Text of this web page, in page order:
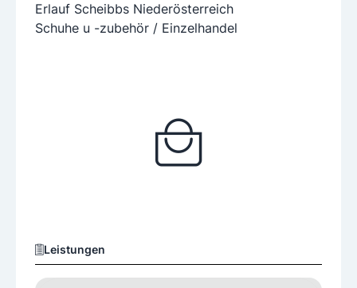
Erlauf Scheibbs Niederösterreich
Schuhe u -zubehör / Einzelhandel
Leistungen